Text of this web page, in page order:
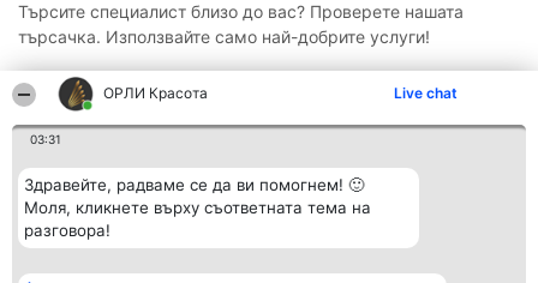
ОРЛИ Красота Live chat
03:31
Здравейте, радваме се да ви помогнем! 🙂
Моля, кликнете върху съответната тема на
разговора!
Търсите специалист близо до вас? Проверете нашата
търсачка. Използвайте само най-добрите услуги!